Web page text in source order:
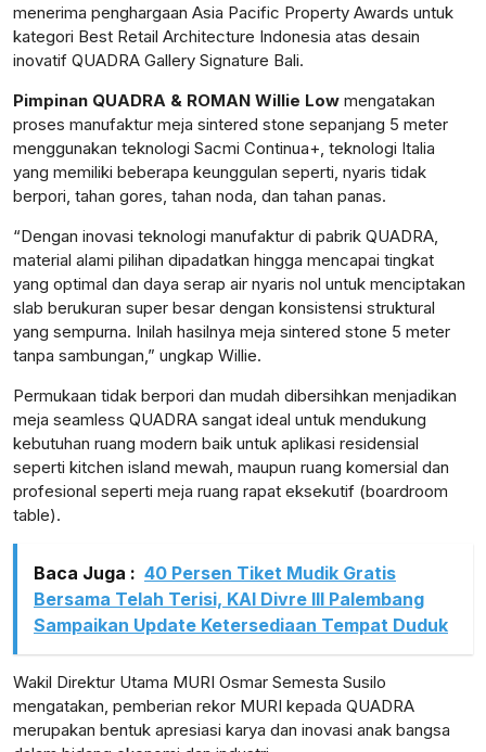
menerima penghargaan Asia Pacific Property Awards untuk
kategori Best Retail Architecture Indonesia atas desain
inovatif QUADRA Gallery Signature Bali.
Pimpinan QUADRA & ROMAN Willie Low mengatakan
proses manufaktur meja sintered stone sepanjang 5 meter
menggunakan teknologi Sacmi Continua+, teknologi Italia
yang memiliki beberapa keunggulan seperti, nyaris tidak
berpori, tahan gores, tahan noda, dan tahan panas.
“Dengan inovasi teknologi manufaktur di pabrik QUADRA,
material alami pilihan dipadatkan hingga mencapai tingkat
yang optimal dan daya serap air nyaris nol untuk menciptakan
slab berukuran super besar dengan konsistensi struktural
yang sempurna. Inilah hasilnya meja sintered stone 5 meter
tanpa sambungan,” ungkap Willie.
Permukaan tidak berpori dan mudah dibersihkan menjadikan
meja seamless QUADRA sangat ideal untuk mendukung
kebutuhan ruang modern baik untuk aplikasi residensial
seperti kitchen island mewah, maupun ruang komersial dan
profesional seperti meja ruang rapat eksekutif (boardroom
table).
Baca Juga : 40 Persen Tiket Mudik Gratis
Bersama Telah Terisi, KAI Divre III Palembang
Sampaikan Update Ketersediaan Tempat Duduk
Wakil Direktur Utama MURI Osmar Semesta Susilo
mengatakan, pemberian rekor MURI kepada QUADRA
merupakan bentuk apresiasi karya dan inovasi anak bangsa